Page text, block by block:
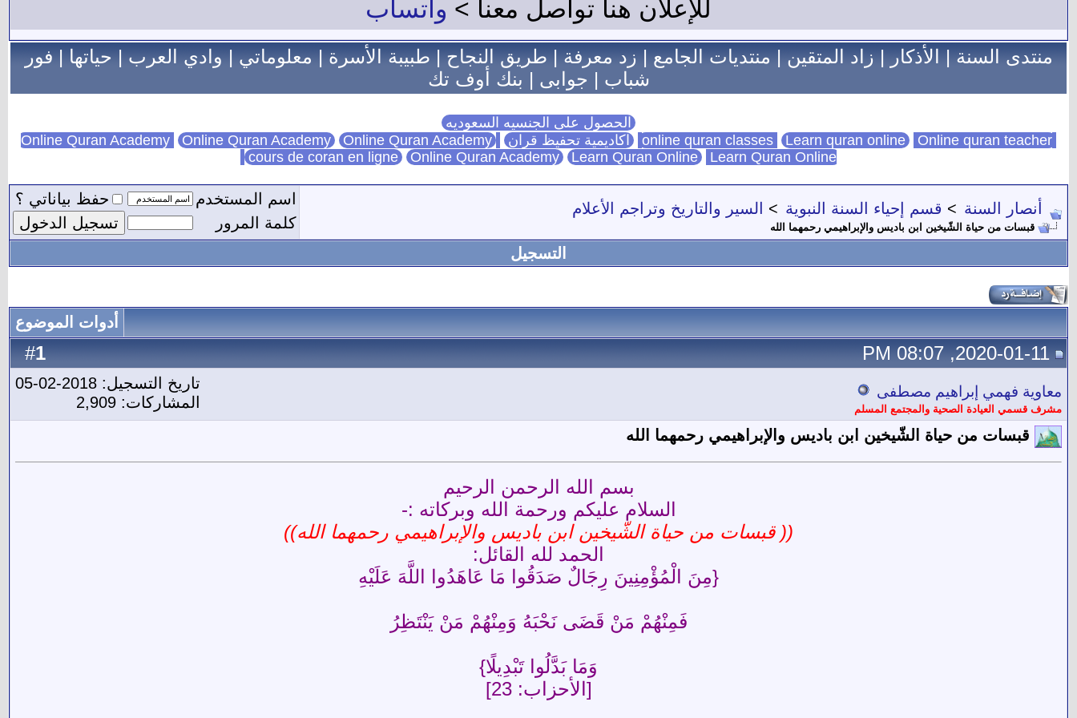
للإعلان هنا تواصل معنا > واتساب
منتدى السنة|الأذكار|زاد المتقين|منتديات الجامع|زد معرفة|طريق النجاح|طبيبة الأسرة|معلوماتي|وادي العرب|حياتها|فور
شباب | جوابى | بنك أوف تك
الحصول على الجنسيه السعوديه
Learn quran online Online quran teacher اكاديمية تحفيظ قران Online Quran Academy Online Quran Academy
cours de coran en ligne Online Quran Academy Learn Quran Online Learn Quran Online
أنصار السنة > قسم إحياء السنة النبوية > السير والتاريخ وتراجم الأعلام
قبسات من حياة الشّيخين ابن باديس والإبراهيمي رحمهما الله
اسم المستخدم
حفظ بياناتي ؟
كلمة المرور
التسجيل
أدوات الموضوع
#
1 2020-01-11, 08:07 PM
معاوية فهمي إبراهيم مصطفى
مشرف قسمي العيادة الصحية والمجتمع المسلم
تاريخ التسجيل: 2018-02-05
المشاركات: 2,909
قبسات من حياة الشّيخين ابن باديس والإبراهيمي رحمهما الله
بسم الله الرحمن الرحيم
السلام عليكم ورحمة الله وبركاته :-
(( قبسات من حياة الشّيخين ابن باديس والإبراهيمي رحمهما الله))
الحمد لله القائل:
{مِنَ الْمُؤْمِنِينَ رِجَالٌ صَدَقُوا مَا عَاهَدُوا اللَّهَ عَلَيْهِ
فَمِنْهُمْ مَنْ قَضَى نَحْبَهُ وَمِنْهُمْ مَنْ يَنْتَظِرُ
وَمَا بَدَّلُوا تَبْدِيلًا}
[الأحزاب: 23]